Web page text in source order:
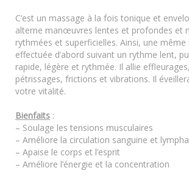
C’est un massage à la fois tonique et
alterne manœuvres lentes et profondes et
rythmées et superficielles. Ainsi, une
effectuée d’abord suivant un rythme lent,
rapide, légère et rythmée. Il allie
pétrissages, frictions et vibrations. Il
votre vitalité.
Bienfaits :
– Soulage les tensions musculaires
– Améliore la circulation sanguine et
– Apaise le corps et l’esprit
– Améliore l’énergie et la concentration